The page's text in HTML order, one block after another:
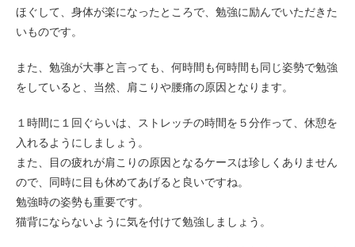
ほぐして、身体が楽になったところで、勉強に励んでいただきた
いものです。
また、勉強が大事と言っても、何時間も何時間も同じ姿勢で勉強
をしていると、当然、肩こりや腰痛の原因となります。
１時間に１回ぐらいは、ストレッチの時間を５分作って、休憩を
入れるようにしましょう。
また、目の疲れが肩こりの原因となるケースは珍しくありません
ので、同時に目も休めてあげると良いですね。
勉強時の姿勢も重要です。
猫背にならないように気を付けて勉強しましょう。